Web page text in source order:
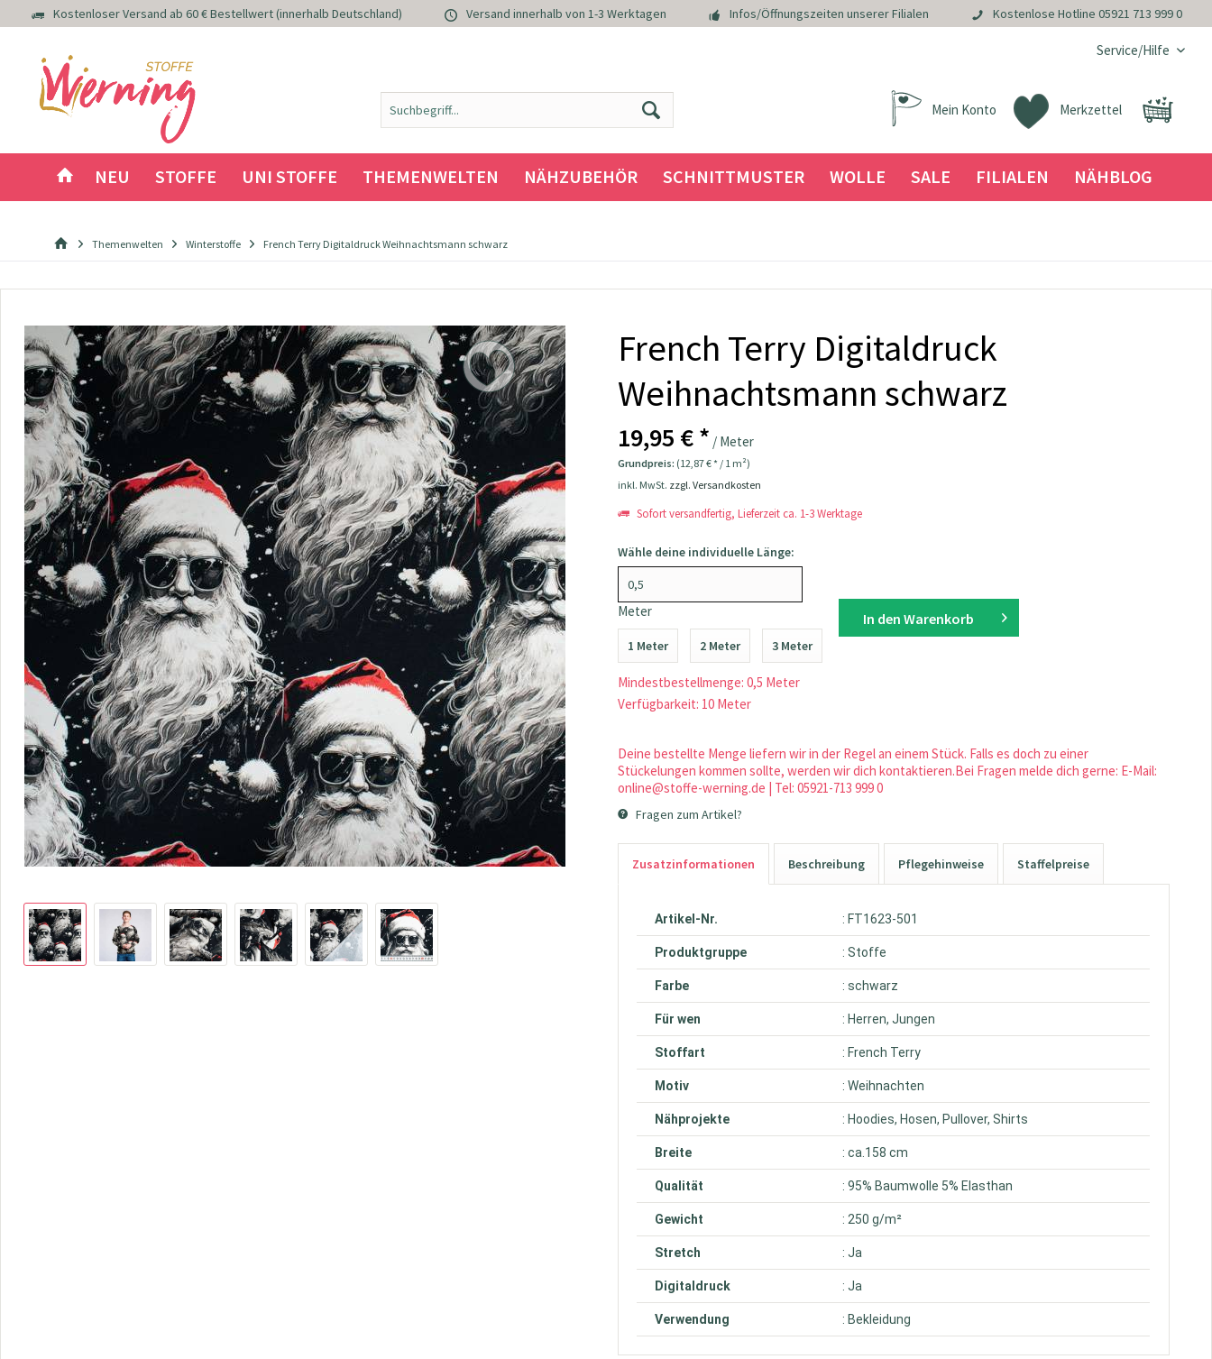
Kostenloser Versand ab 60 € Bestellwert (innerhalb Deutschland) Versand innerhalb von 1-3 Werktagen Infos/Öffnungszeiten unserer Filialen Kostenlose Hotline 05921 713 999 0
Service/Hilfe
Merkzettel
Mein Konto
NEU STOFFE UNI STOFFE THEMENWELTEN NÄHZUBEHÖR SCHNITTMUSTER WOLLE SALE FILIALEN NÄHBLOG
Themenwelten Winterstoffe French Terry Digitaldruck Weihnachtsmann schwarz
French Terry Digitaldruck
Weihnachtsmann schwarz
19,95 € * / Meter
Grundpreis: (12,87 € * / 1 m²)
inkl. MwSt. zzgl. Versandkosten
Sofort versandfertig, Lieferzeit ca. 1-3 Werktage
Wähle deine individuelle Länge:
Meter
1 Meter 2 Meter 3 Meter
Mindestbestellmenge: 0,5 Meter
Verfügbarkeit: 10 Meter
In den Warenkorb
Deine bestellte Menge liefern wir in der Regel an einem Stück. Falls es doch zu einer
Stückelungen kommen sollte, werden wir dich kontaktieren.Bei Fragen melde dich gerne: E-Mail:
online@stoffe-werning.de | Tel: 05921-713 999 0
Fragen zum Artikel?
Zusatzinformationen Beschreibung Pflegehinweise Staffelpreise
Artikel-Nr. : FT1623-501
Produktgruppe : Stoffe
Farbe : schwarz
Für wen : Herren, Jungen
Stoffart : French Terry
Motiv : Weihnachten
Nähprojekte : Hoodies, Hosen, Pullover, Shirts
Breite : ca.158 cm
Qualität : 95% Baumwolle 5% Elasthan
Gewicht : 250 g/m²
Stretch : Ja
Digitaldruck : Ja
Verwendung : Bekleidung